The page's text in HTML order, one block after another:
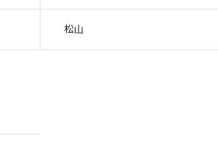
松山